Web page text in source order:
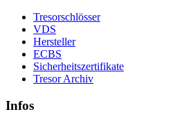
Tresorschlösser
VDS
Hersteller
ECBS
Sicherheitszertifikate
Tresor Archiv
Infos